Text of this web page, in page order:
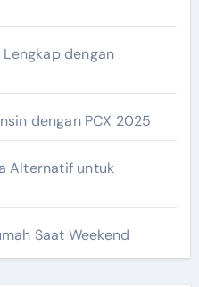
dengan
dengan PCX 2025
Alternatif untuk
Saat Weekend